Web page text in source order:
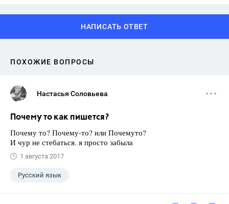
НАПИСАТЬ ОТВЕТ
ПОХОЖИЕ ВОПРОСЫ
Настасья Соловьева
Почему то как пишется?
Почему то? Почему-то? или Почемуто?
И чур не стебаться. я просто забыла
1 августа 2017
Русский язык